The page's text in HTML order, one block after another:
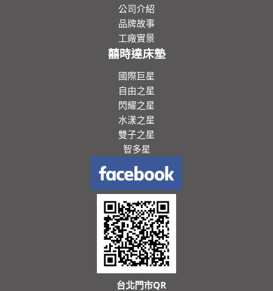
公司介紹
品牌故事
工廠實景
囍時達床墊
國際巨星
自由之星
閃耀之星
水漾之星
雙子之星
智多星
台北門市QR